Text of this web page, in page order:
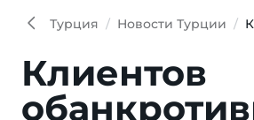
Турция Новости Турции
Клиентов